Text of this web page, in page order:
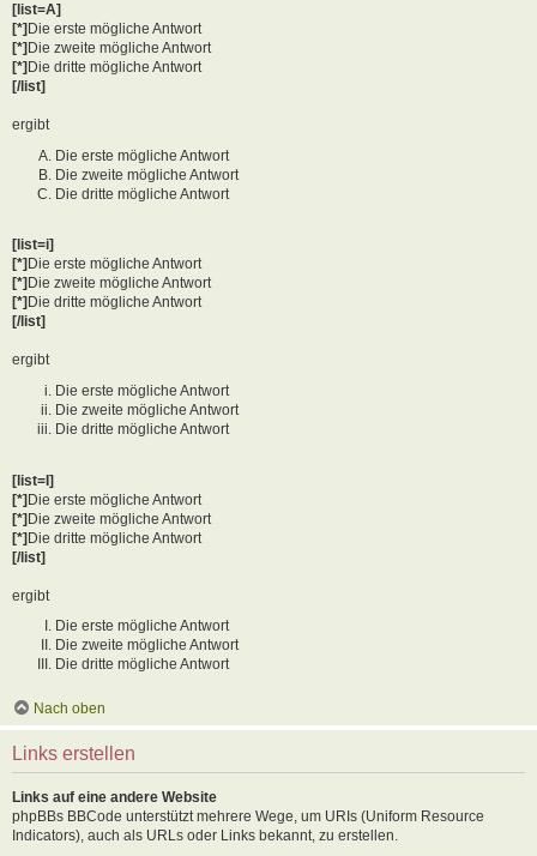
[list=A]
[*] Die erste mögliche Antwort
[*] Die zweite mögliche Antwort
[*] Die dritte mögliche Antwort
[/list]
ergibt
Die erste mögliche Antwort
Die zweite mögliche Antwort
Die dritte mögliche Antwort
[list=i]
[*] Die erste mögliche Antwort
[*] Die zweite mögliche Antwort
[*] Die dritte mögliche Antwort
[/list]
ergibt
Die erste mögliche Antwort
Die zweite mögliche Antwort
Die dritte mögliche Antwort
[list=I]
[*]Die erste mögliche Antwort
[*]Die zweite mögliche Antwort
[*]Die dritte mögliche Antwort
[/list]
ergibt
Die erste mögliche Antwort
Die zweite mögliche Antwort
Die dritte mögliche Antwort
Nach oben
Links erstellen
Links auf eine andere Website
phpBBs BBCode unterstützt mehrere Wege, um URIs (Uniform Resource
Indicators), auch als URLs oder Links bekannt, zu erstellen.